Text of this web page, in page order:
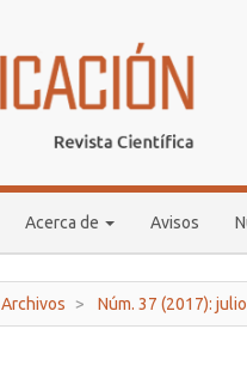
Acerca de Avisos
Archivos Núm. 37 (2017):